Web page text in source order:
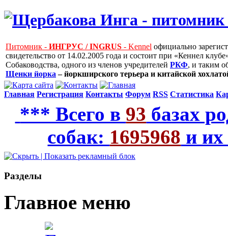
Питомник - ИНГРУС / INGRUS - Kennel официально
свидетельство от 14.02.2005 года и состоит при «Кеннел
Собаководства, одного из членов учредителей РКФ, и таким
Щенки йорка – йоркширского терьера и китайской
Главная Регистрация Контакты Форум RSS Статистика
*** Всего в 93 базах
собак: 1695968 и
Рaзделы
Главное меню